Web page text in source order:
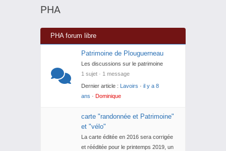
ici :
PHA
PHA forum libre
Patrimoine de Plouguerneau
Les discussions sur le patrimoine
1 sujet · 1 message
Dernier article :
Lavoirs · il y a 8
ans · Dominique
carte "randonnée et Patrimoine"
et "vélo"
La carte éditée en 2016 sera corrigée
et rééditée pour le printemps 2019, un